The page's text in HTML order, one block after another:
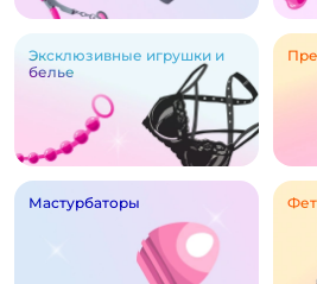
Эксклюзивные игрушки и
белье
Мастурбаторы